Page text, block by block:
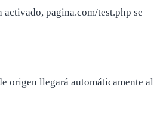
pagina.com/test.php se
origen llegará automáticamente al